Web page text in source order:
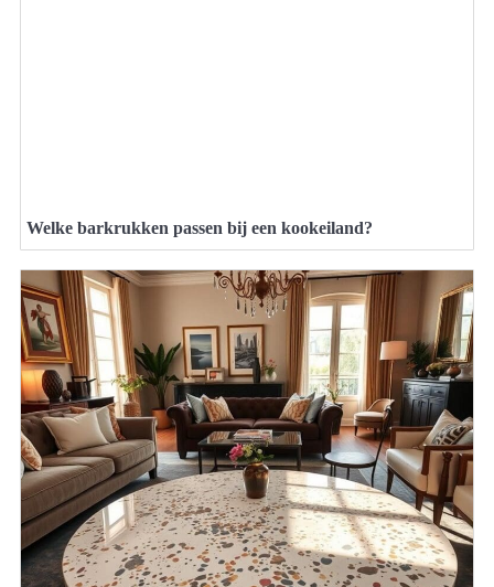
Welke barkrukken passen bij een kookeiland?